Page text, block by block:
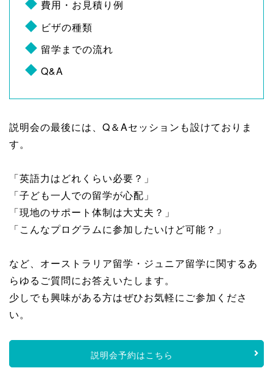
費用・お見積り例
ビザの種類
留学までの流れ
Q&A
説明会の最後には、Q＆Aセッションも設けておりま
す。
「英語力はどれくらい必要？」
「子ども一人での留学が心配」
「現地のサポート体制は大丈夫？」
「こんなプログラムに参加したいけど可能？」
など、オーストラリア留学・ジュニア留学に関するあ
らゆるご質問にお答えいたします。
少しでも興味がある方はぜひお気軽にご参加くださ
い。
説明会予約はこちら